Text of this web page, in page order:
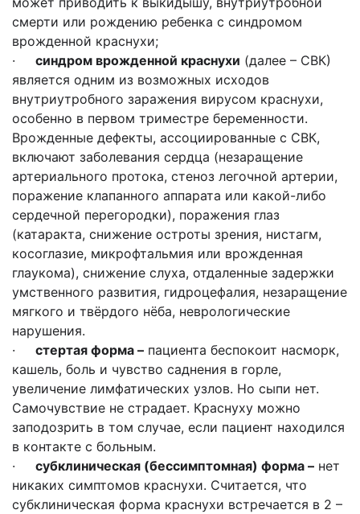
смерти или рождению ребенка с синдромом
врожденной краснухи;
· синдром врожденной краснухи (далее – СВК)
является одним из возможных исходов
внутриутробного заражения вирусом краснухи,
особенно в первом триместре беременности.
Врожденные дефекты, ассоциированные с СВК,
включают заболевания сердца (незаращение
артериального протока, стеноз легочной артерии,
поражение клапанного аппарата или какой-либо
сердечной перегородки), поражения глаз
(катаракта, снижение остроты зрения, нистагм,
косоглазие, микрофтальмия или врожденная
глаукома), снижение слуха, отдаленные задержки
умственного развития, гидроцефалия, незаращение
мягкого и твёрдого нёба, неврологические
нарушения.
· стертая форма – пациента беспокоит насморк,
кашель, боль и чувство саднения в горле,
увеличение лимфатических узлов. Но сыпи нет.
Самочувствие не страдает. Краснуху можно
заподозрить в том случае, если пациент находился
в контакте с больным.
· субклиническая (бессимптомная) форма – нет
никаких симптомов краснухи. Считается, что
субклиническая форма краснухи встречается в 2 –